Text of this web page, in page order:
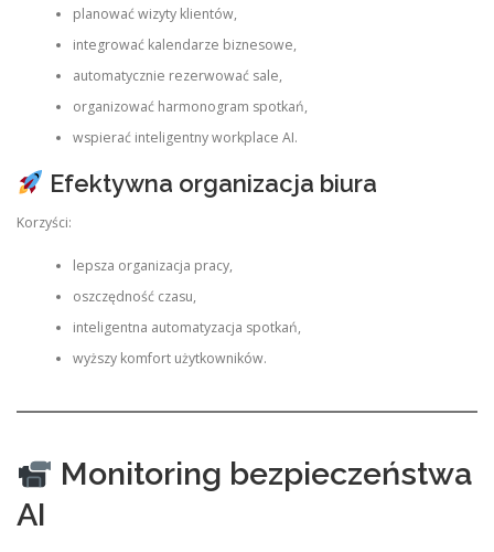
planować wizyty klientów,
integrować kalendarze biznesowe,
automatycznie rezerwować sale,
organizować harmonogram spotkań,
wspierać inteligentny workplace AI.
Efektywna organizacja biura
Korzyści:
lepsza organizacja pracy,
oszczędność czasu,
inteligentna automatyzacja spotkań,
wyższy komfort użytkowników.
Monitoring bezpieczeństwa
AI